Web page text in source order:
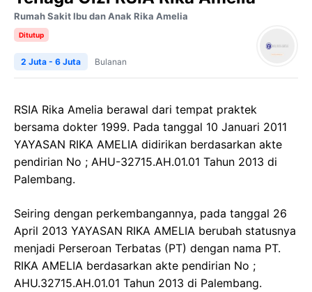
Rumah Sakit Ibu dan Anak Rika Amelia
Ditutup
2 Juta - 6 Juta Bulanan
RSIA Rika Amelia berawal dari tempat praktek
bersama dokter 1999. Pada tanggal 10 Januari 2011
YAYASAN RIKA AMELIA didirikan berdasarkan akte
pendirian No ; AHU-32715.AH.01.01 Tahun 2013 di
Palembang.
Seiring dengan perkembangannya, pada tanggal 26
April 2013 YAYASAN RIKA AMELIA berubah statusnya
menjadi Perseroan Terbatas (PT) dengan nama PT.
RIKA AMELIA berdasarkan akte pendirian No ;
AHU.32715.AH.01.01 Tahun 2013 di Palembang.